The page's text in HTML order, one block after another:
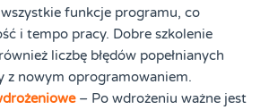
funkcje programu, co
i tempo pracy. Dobre szkolenie
liczbę błędów popełnianych
z nowym oprogramowaniem.
– Po wdrożeniu ważne jest